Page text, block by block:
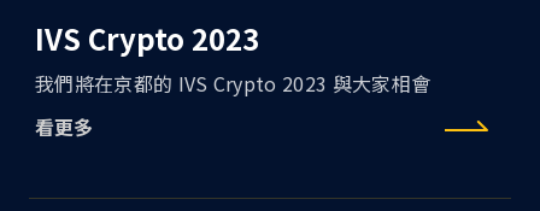
IVS Crypto 2023
我們將在京都的 IVS Crypto 2023 與大家相會
看更多